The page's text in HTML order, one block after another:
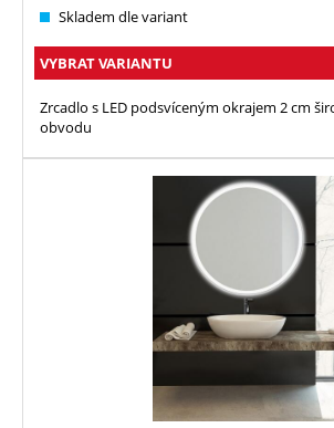
Skladem dle variant
VYBRAT VARIANTU
Zrcadlo s LED podsvíceným okrajem 2 cm
obvodu